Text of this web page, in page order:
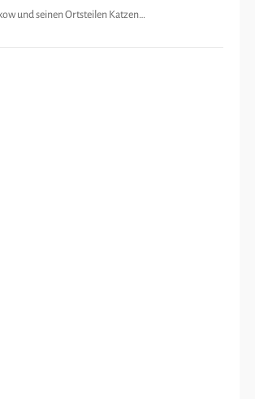
und seinen Ortsteilen Katzen…